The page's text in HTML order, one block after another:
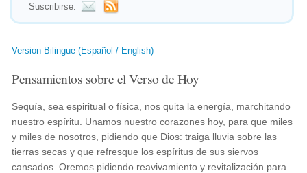
Suscribirse:
Version Bilingue (Español / English)
Pensamientos sobre el Verso de Hoy
Sequía, sea espiritual o física, nos quita la energía, marchitando
nuestro espíritu. Unamos nuestro corazones hoy, para que miles
y miles de nosotros, pidiendo que Dios: traiga lluvia sobre las
tierras secas y que refresque los espíritus de sus siervos
cansados. Oremos pidiendo reavivamiento y revitalización para